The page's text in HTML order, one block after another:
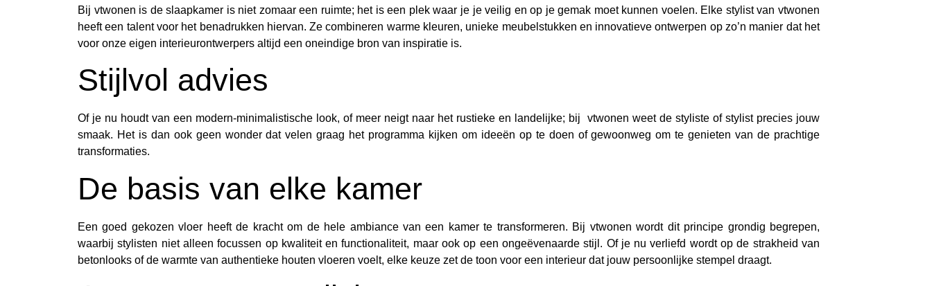
Bij vtwonen is de slaapkamer is niet zomaar een ruimte; het is een plek waar je je veilig en op je gemak moet kunnen voelen. Elke stylist van vtwonen
heeft een talent voor het benadrukken hiervan. Ze combineren warme kleuren, unieke meubelstukken en innovatieve ontwerpen op zo’n manier dat het
voor onze eigen interieurontwerpers altijd een oneindige bron van inspiratie is.
Stijlvol advies
Of je nu houdt van een modern-minimalistische look, of meer neigt naar het rustieke en landelijke; bij vtwonen weet de styliste of stylist precies jouw
smaak. Het is dan ook geen wonder dat velen graag het programma kijken om ideeën op te doen of gewoonweg om te genieten van de prachtige
transformaties.
De basis van elke kamer
Een goed gekozen vloer heeft de kracht om de hele ambiance van een kamer te transformeren. Bij vtwonen wordt dit principe grondig begrepen,
waarbij stylisten niet alleen focussen op kwaliteit en functionaliteit, maar ook op een ongeëvenaarde stijl. Of je nu verliefd wordt op de strakheid van
betonlooks of de warmte van authentieke houten vloeren voelt, elke keuze zet de toon voor een interieur dat jouw persoonlijke stempel draagt.